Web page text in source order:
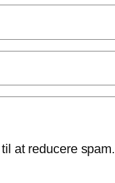
at reducere spam.